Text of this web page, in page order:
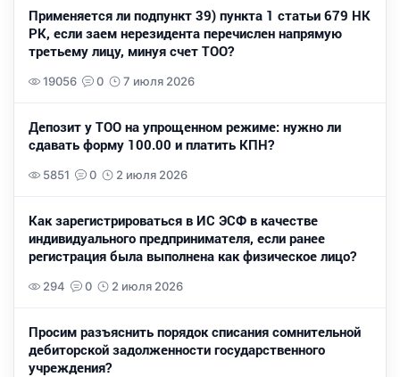
Применяется ли подпункт 39) пункта 1 статьи 679 НК
РК, если заем нерезидента перечислен напрямую
третьему лицу, минуя счет ТОО?
19056 0 7 июля 2026
Депозит у ТОО на упрощенном режиме: нужно ли
сдавать форму 100.00 и платить КПН?
5851 0 2 июля 2026
Как зарегистрироваться в ИС ЭСФ в качестве
индивидуального предпринимателя, если ранее
регистрация была выполнена как физическое лицо?
294 0 2 июля 2026
Просим разъяснить порядок списания сомнительной
дебиторской задолженности государственного
учреждения?